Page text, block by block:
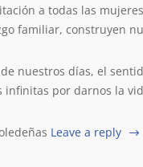
a todas las
familiar, construyen
nuestros días, el
infinitas por darnos la
Leave a reply